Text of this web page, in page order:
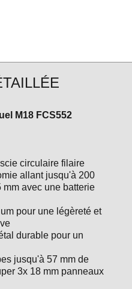
M18 FCS552
circulaire filaire
allant jusqu'à 200
avec une batterie
pour une légèreté et
durable pour un
jusqu'à 57 mm de
3x 18 mm panneaux